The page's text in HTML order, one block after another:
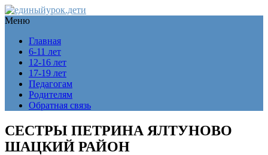
Меню
Главная
6-11 лет
12-16 лет
17-19 лет
Педагогам
Родителям
Обратная связь
СЕСТРЫ ПЕТРИНА ЯЛТУНОВО
ШАЦКИЙ РАЙОН